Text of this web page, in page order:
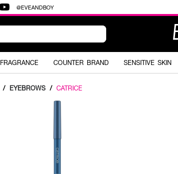
@EVEANDBOY
FRAGRANCE COUNTER BRAND SENSITIVE SKIN
/ EYEBROWS / CATRICE